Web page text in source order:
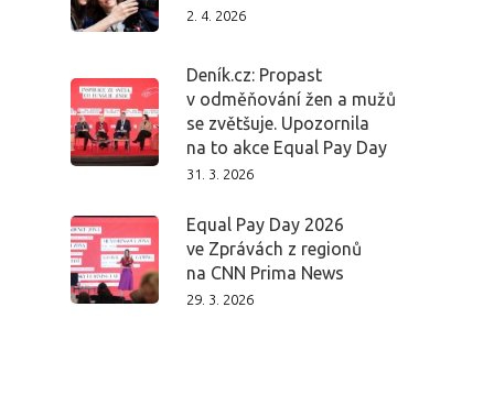
2. 4. 2026
Deník.cz: Propast
v odměňování žen a mužů
se zvětšuje. Upozornila
na to akce Equal Pay Day
31. 3. 2026
Equal Pay Day 2026
ve Zprávách z regionů
na CNN Prima News
29. 3. 2026